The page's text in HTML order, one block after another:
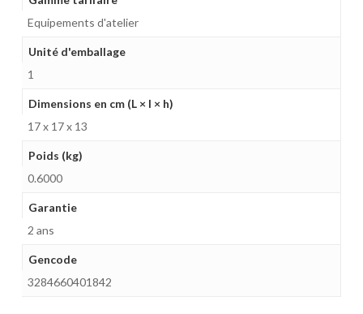
Equipements d'atelier
Unité d'emballage
1
Dimensions en cm (L × l × h)
17 x 17 x 13
Poids (kg)
0.6000
Garantie
2 ans
Gencode
3284660401842